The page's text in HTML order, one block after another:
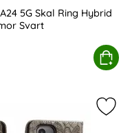
5G Skal Ring Hybrid
Svart
Köp
Galaxy A24 5G Skal
A24 5G Fodral Läder